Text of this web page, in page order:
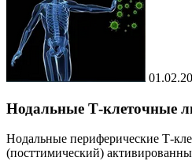
Нодальные Т-клеточные
Нодальные периферические Т-
(посттимический)